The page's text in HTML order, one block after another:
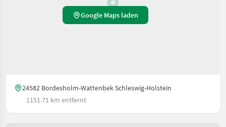
Google Maps laden
24582 Bordesholm-Wattenbek Schleswig-Holstein
1151.71 km entfernt